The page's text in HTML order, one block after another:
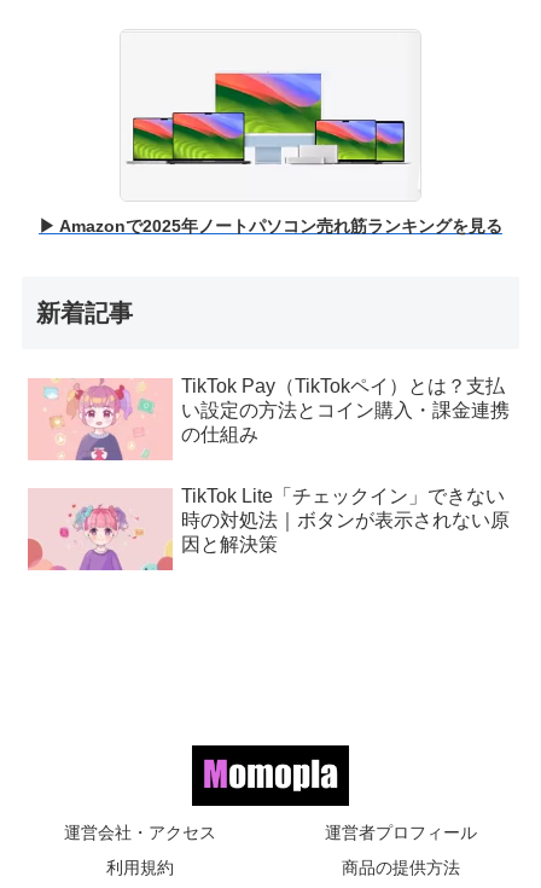
▶ Amazonで2025年ノートパソコン売れ筋ランキングを見る
新着記事
TikTok Pay（TikTokペイ）とは？支払
い設定の方法とコイン購入・課金連携
の仕組み
TikTok Lite「チェックイン」できない
時の対処法｜ボタンが表示されない原
因と解決策
運営会社・アクセス
運営者プロフィール
利用規約
商品の提供方法